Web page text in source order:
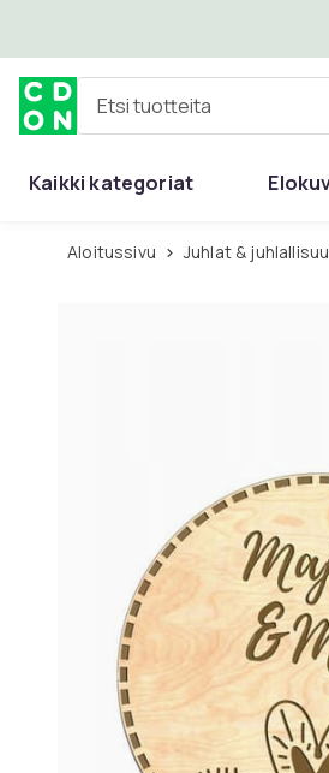
Etsi tuotteita
Kaikki kategoriat
Aloitussivu Juhlat &